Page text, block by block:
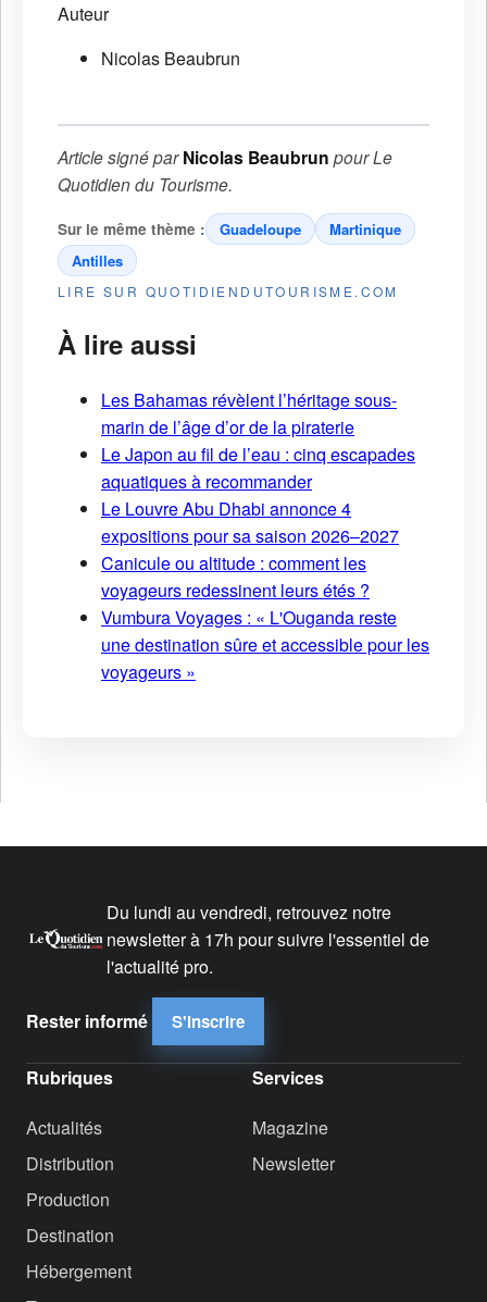
Auteur
Nicolas Beaubrun
Article signé parNicolas Beaubrun pourLe
Quotidien du Tourisme.
Sur le même thème : Guadeloupe
Martinique
Antilles
LIRE SUR QUOTIDIENDUTOURISME.COM
À lire aussi
Les Bahamas révèlent l’héritage sous-
marin de l’âge d’or de la piraterie
Le Japon au fil de l’eau : cinq escapades
aquatiques à recommander
Le Louvre Abu Dhabi annonce 4
expositions pour sa saison 2026–2027
Canicule ou altitude : comment les
voyageurs redessinent leurs étés ?
Vumbura Voyages : « L'Ouganda reste
une destination sûre et accessible pour les
voyageurs »
Du lundi au vendredi, retrouvez notre
newsletter à 17h pour suivre l'essentiel de
l'actualité pro.
Rester informé S'inscrire
Rubriques
Actualités
Distribution
Production
Destination
Hébergement
Services
Magazine
Newsletter